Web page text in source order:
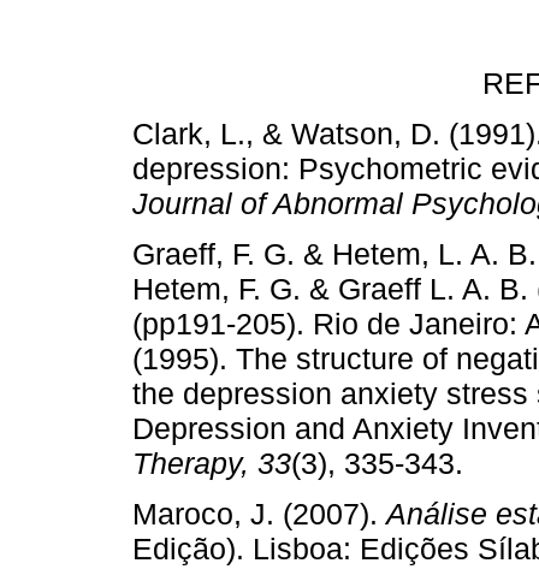
Clark, L., & Watson, D.
depression: Psychometric
Journal of Abnormal
Graeff, F. G. & Hetem, L. A.
Hetem, F. G. & Graeff L. A.
(pp191-205). Rio de Janeiro:
(1995). The structure of
the depression anxiety
Depression and Anxiety
Therapy, 33(3), 335-343.
Maroco, J. (2007).Análise
Edição). Lisboa: Edições